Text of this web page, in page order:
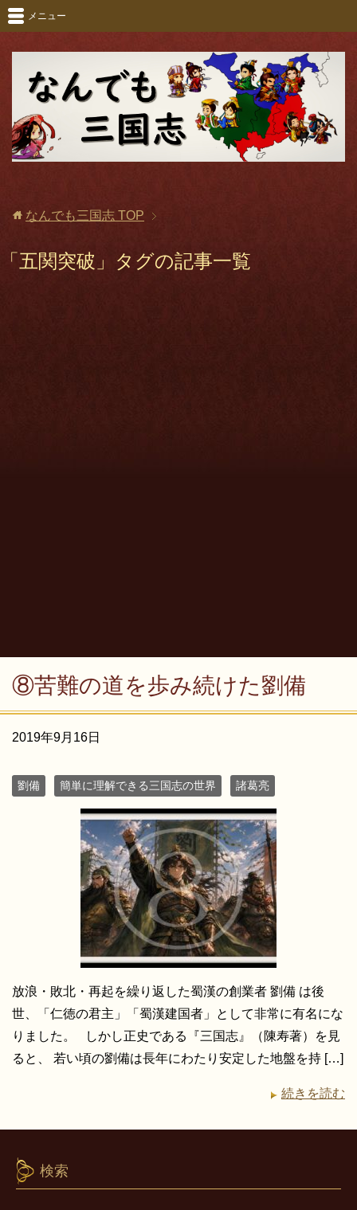
メニュー
なんでも三国志 TOP
「五関突破」タグの記事一覧
⑧苦難の道を歩み続けた劉備
2019年9月16日
劉備 簡単に理解できる三国志の世界 諸葛亮
放浪・敗北・再起を繰り返した蜀漢の創業者 劉備 は後
世、「仁徳の君主」「蜀漢建国者」として非常に有名にな
りました。 しかし正史である『三国志』（陳寿著）を見
ると、 若い頃の劉備は長年にわたり安定した地盤を持 […]
続きを読む
検索